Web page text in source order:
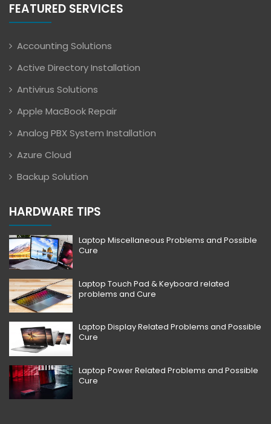
FEATURED SERVICES
Accounting Solutions
Active Directory Installation
Antivirus Solutions
Apple MacBook Repair
Analog PBX System Installation
Azure Cloud
Backup Solution
HARDWARE TIPS
Laptop Miscellaneous Problems and Possible
Cure
Laptop Touch Pad & Keyboard related
problems and Cure
Laptop Display Related Problems and Possible
Cure
Laptop Power Related Problems and Possible
Cure